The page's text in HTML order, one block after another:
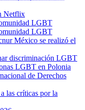
Netflix
LGBT
LGBT
México se realizó el
discriminación LGBT
LGBT en Polonia
de Derechos
las críticas por la